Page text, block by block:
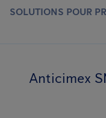
SOLUTIONS POUR
Anticimex